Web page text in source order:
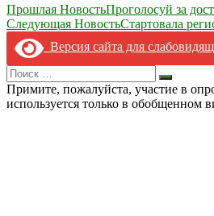
Навигация
по
записям
Прошлая НовостьПроголосуй за
Следующая НовостьСтартовала
Версия сайта для
Search
for:
Искать
Примите, пожалуйста, участие в
используется только в обобщенном